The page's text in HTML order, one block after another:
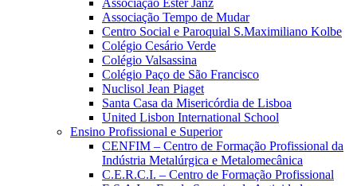
Associação Ester Janz
Associação Tempo de Mudar
Centro Social e Paroquial S.Maximiliano Kolbe
Colégio Cesário Verde
Colégio Valsassina
Colégio Paço de São Francisco
Nuclisol Jean Piaget
Santa Casa da Misericórdia de Lisboa
United Lisbon International School
Ensino Profissional e Superior
CENFIM – Centro de Formação Profissional da
Indústria Metalúrgica e Metalomecânica
C.E.R.C.I. – Centro de Formação Profissional